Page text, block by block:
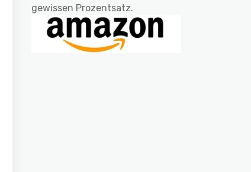
gewissen Prozentsatz.